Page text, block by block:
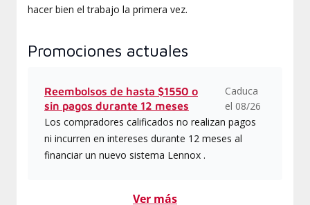
hacer bien el trabajo la primera vez.
Promociones actuales
Reembolsos de hasta $1550 o
sin pagos durante 12 meses
Caduca
el 08/26
Los compradores calificados no realizan pagos
ni incurren en intereses durante 12 meses al
financiar un nuevo sistema Lennox .
Ver más